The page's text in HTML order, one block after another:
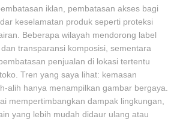
iklan, pembatasan akses bagi
keselamatan produk seperti proteksi
Beberapa wilayah mendorong label
transparansi komposisi, sementara
penjualan di lokasi tertentu
Tren yang saya lihat: kemasan
alih hanya menampilkan gambar bergaya.
mempertimbangkan dampak lingkungan,
yang lebih mudah didaur ulang atau